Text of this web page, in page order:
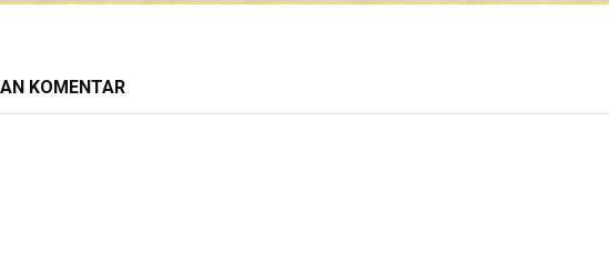
KOMENTAR